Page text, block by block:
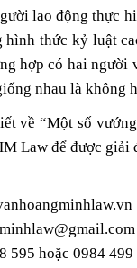
lao động thực
hình thức kỷ luật
hợp có hai người
nhau là không
về “Một số
Law để được giải
595 hoặc 0984 499